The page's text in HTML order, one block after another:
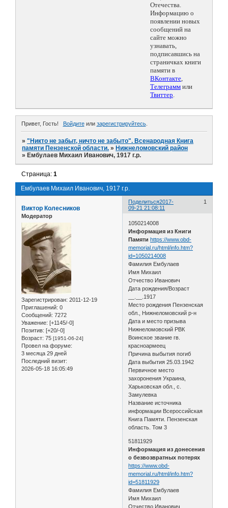
Отечества.
Информацию о
появлении новых
сообщений на
сайте можно
узнавать,
подписавшись на
страничках книги
памяти в
ВКонтакте,
Телеграмм или
Твиттер.
Привет, Гость! Войдитеили зарегистрируйтесь.
»"Никто не забыт, ничто не забыто". Всенародная Книга
памяти Пензенской области. » Нижнеломовский район
» Ембулаев Михаил Иванович, 1917 г.р.
Ембулаев Михаил Иванович, 1917 г.р.
Страница:1
Поделиться 1
2017-
09-21 21:08:11
Виктор Колесников
Модератор
Зарегистрирован: 2011-12-19
Приглашений: 0
Сообщений: 7272
Уважение: [+1145/-0]
Позитив: [+20/-0]
Возраст: 75 [1951-06-24]
Провел на форуме:
3 месяца 29 дней
Последний визит:
2026-05-18 16:05:49
1050214008
Информация из Книги
Памяти https://www.obd-
memorial.ru/html/info.htm?
id=1050214008
Фамилия Ембулаев
Имя Михаил
Отчество Иванович
Дата рождения/Возраст
__.__.1917
Место рождения Пензенская
обл., Нижнеломовский р-н
Дата и место призыва
Нижнеломовский РВК
Воинское звание гв.
красноармеец
Причина выбытия погиб
Дата выбытия 25.03.1942
Первичное место
захоронения Украина,
Харьковская обл., с.
Замулевка
Название источника
информации Всероссийская
Книга Памяти. Пензенская
область. Том 3
51811929
Информация из донесения
о безвозвратных потерях
https://www.obd-
memorial.ru/html/info.htm?
id=51811929
Фамилия Ембулаев
Имя Михаил
Отчество Иванович